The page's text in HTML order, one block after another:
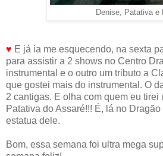
Denise, Patativa e
♥ E já ia me esquecendo, na sexta
para assistir a 2 shows no Centro
instrumental e o outro um tributo a
que gostei mais do instrumental. O
2 cantigas. E olha com quem eu tirei
Patativa do Assaré!!! É, lá no
estatua dele.
Bom, essa semana foi ultra mega